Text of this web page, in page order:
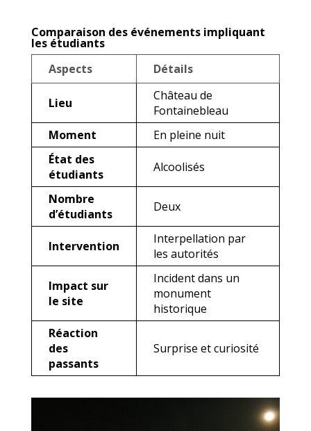
Comparaison des événements impliquant
les étudiants
Aspects
Détails
Lieu
Château de
Fontainebleau
Moment
En pleine nuit
État des
étudiants
Alcoolisés
Nombre
d’étudiants
Deux
Intervention
Interpellation par
les autorités
Impact sur
le site
Incident dans un
monument
historique
Réaction
des
passants
Surprise et curiosité